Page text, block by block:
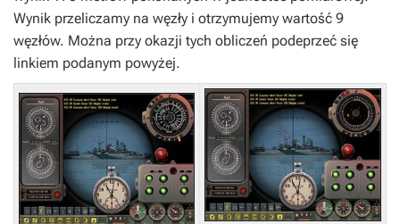
Wynik przeliczamy na węzły i otrzymujemy wartość 9
węzłów. Można przy okazji tych obliczeń podeprzeć się
linkiem podanym powyżej.